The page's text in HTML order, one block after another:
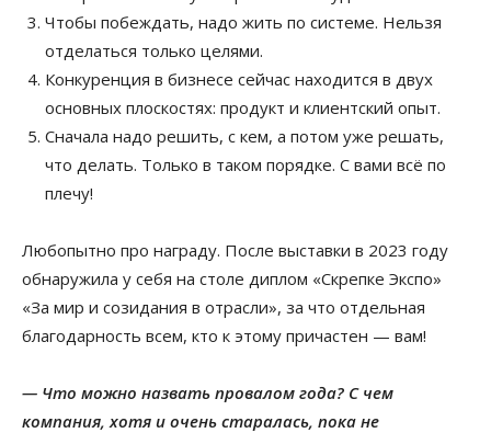
Чтобы побеждать, надо жить по системе. Нельзя
отделаться только целями.
Конкуренция в бизнесе сейчас находится в двух
основных плоскостях: продукт и клиентский опыт.
Сначала надо решить, с кем, а потом уже решать,
что делать. Только в таком порядке. С вами всё по
плечу!
Любопытно про награду. После выставки в 2023 году
обнаружила у себя на столе диплом «Скрепке Экспо»
«За мир и созидания в отрасли», за что отдельная
благодарность всем, кто к этому причастен — вам!
— Что можно назвать провалом года? С чем
компания, хотя и очень старалась, пока не